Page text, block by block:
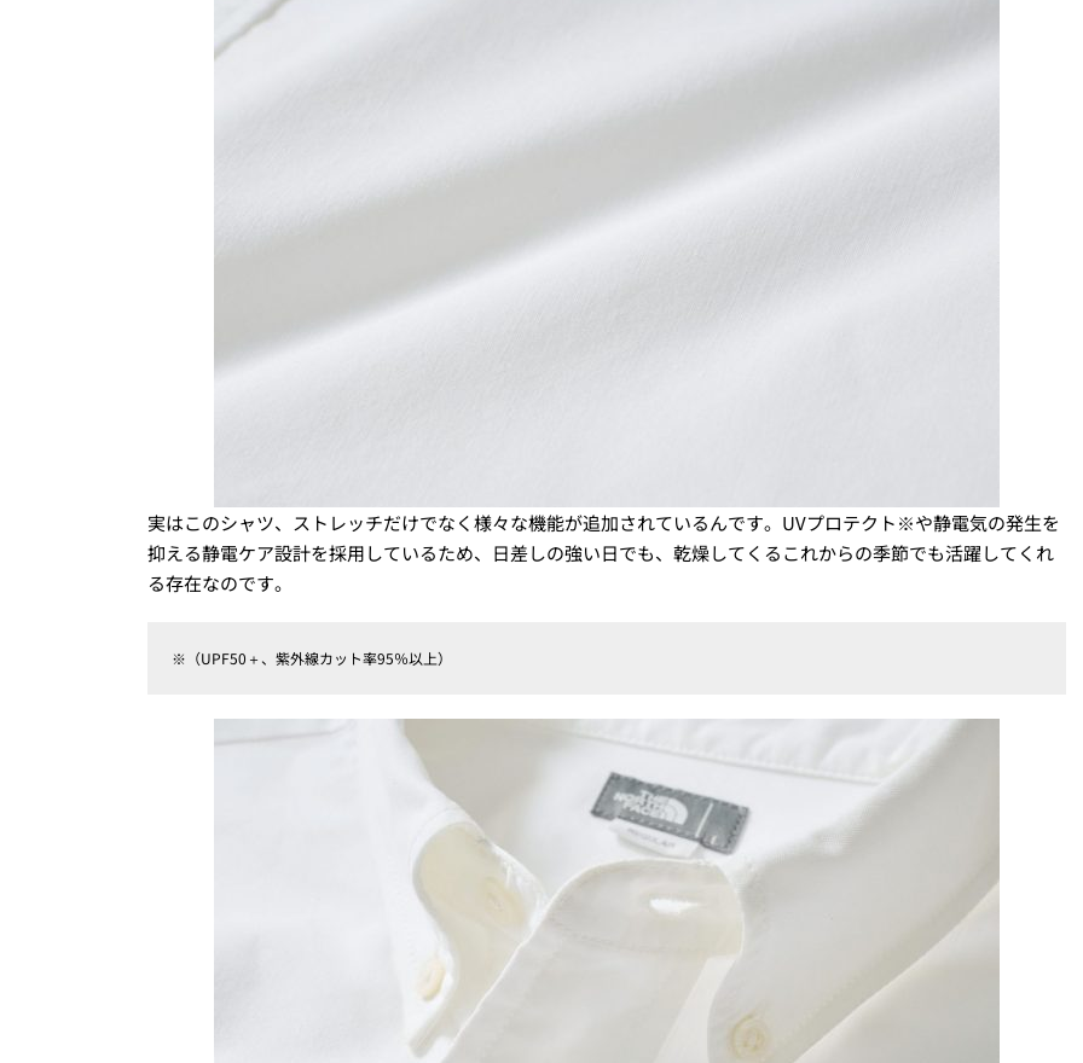
実はこのシャツ、ストレッチだけでなく様々な機能が追加されているんです。UVプロテクト※や静電気の発生を
抑える静電ケア設計を採用しているため、日差しの強い日でも、乾燥してくるこれからの季節でも活躍してくれ
る存在なのです。
※（UPF50＋、紫外線カット率95％以上）